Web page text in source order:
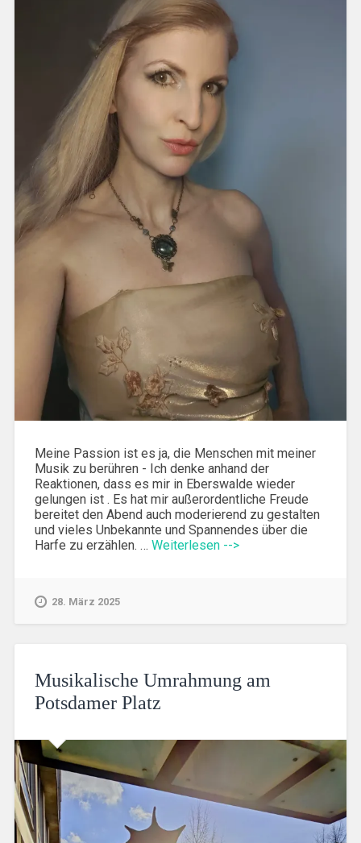
Meine Passion ist es ja, die Menschen mit meiner
Musik zu berühren - Ich denke anhand der
Reaktionen, dass es mir in Eberswalde wieder
gelungen ist . Es hat mir außerordentliche Freude
bereitet den Abend auch moderierend zu gestalten
und vieles Unbekannte und Spannendes über die
Harfe zu erzählen. … Weiterlesen -->
28. März 2025
Musikalische Umrahmung am
Potsdamer Platz